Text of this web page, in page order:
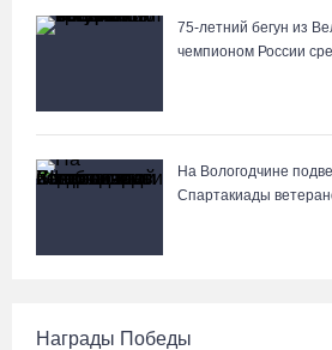
75-летний бегун из
чемпионом России
На Вологодчине
Спартакиады
Награды Победы